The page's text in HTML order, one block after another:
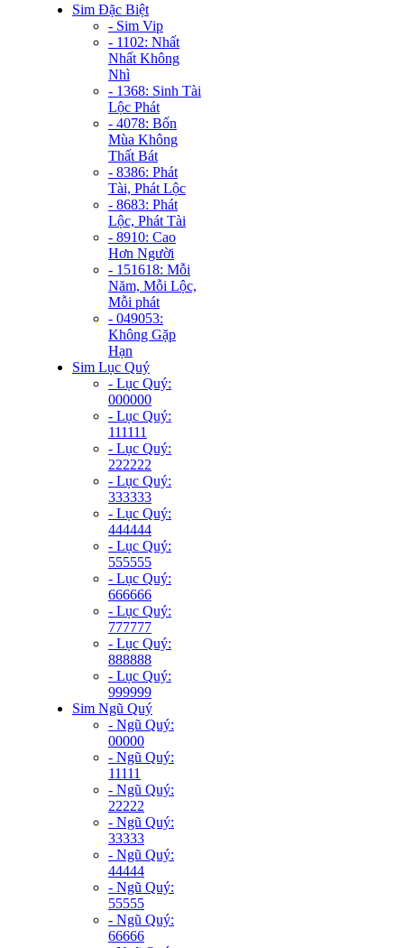
Sim Đặc Biệt
- Sim Vip
- 1102: Nhất
Nhất Không
Nhì
- 1368: Sinh Tài
Lộc Phát
- 4078: Bốn
Mùa Không
Thất Bát
- 8386: Phát
Tài, Phát Lộc
- 8683: Phát
Lộc, Phát Tài
- 8910: Cao
Hơn Người
- 151618: Mỗi
Năm, Mỗi Lộc,
Mỗi phát
- 049053:
Không Gặp
Hạn
Sim Lục Quý
- Lục Quý:
000000
- Lục Quý:
111111
- Lục Quý:
222222
- Lục Quý:
333333
- Lục Quý:
444444
- Lục Quý:
555555
- Lục Quý:
666666
- Lục Quý:
777777
- Lục Quý:
888888
- Lục Quý:
999999
Sim Ngũ Quý
- Ngũ Quý:
00000
- Ngũ Quý:
11111
- Ngũ Quý:
22222
- Ngũ Quý:
33333
- Ngũ Quý:
44444
- Ngũ Quý:
55555
- Ngũ Quý:
66666